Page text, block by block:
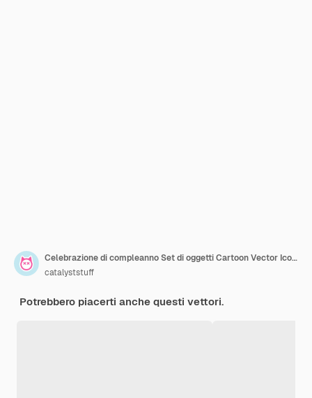
Celebrazione di compleanno Set di oggetti Cartoon Vector Icon Illustration Holiday Object Icon Isolato piatto
catalyststuff
Potrebbero piacerti anche questi vettori.